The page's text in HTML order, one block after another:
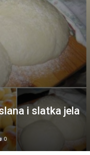
i slatka jela
0